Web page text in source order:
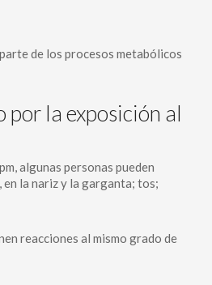
de los procesos metabólicos
por la exposición al
algunas personas pueden
la nariz y la garganta; tos;
reacciones al mismo grado de